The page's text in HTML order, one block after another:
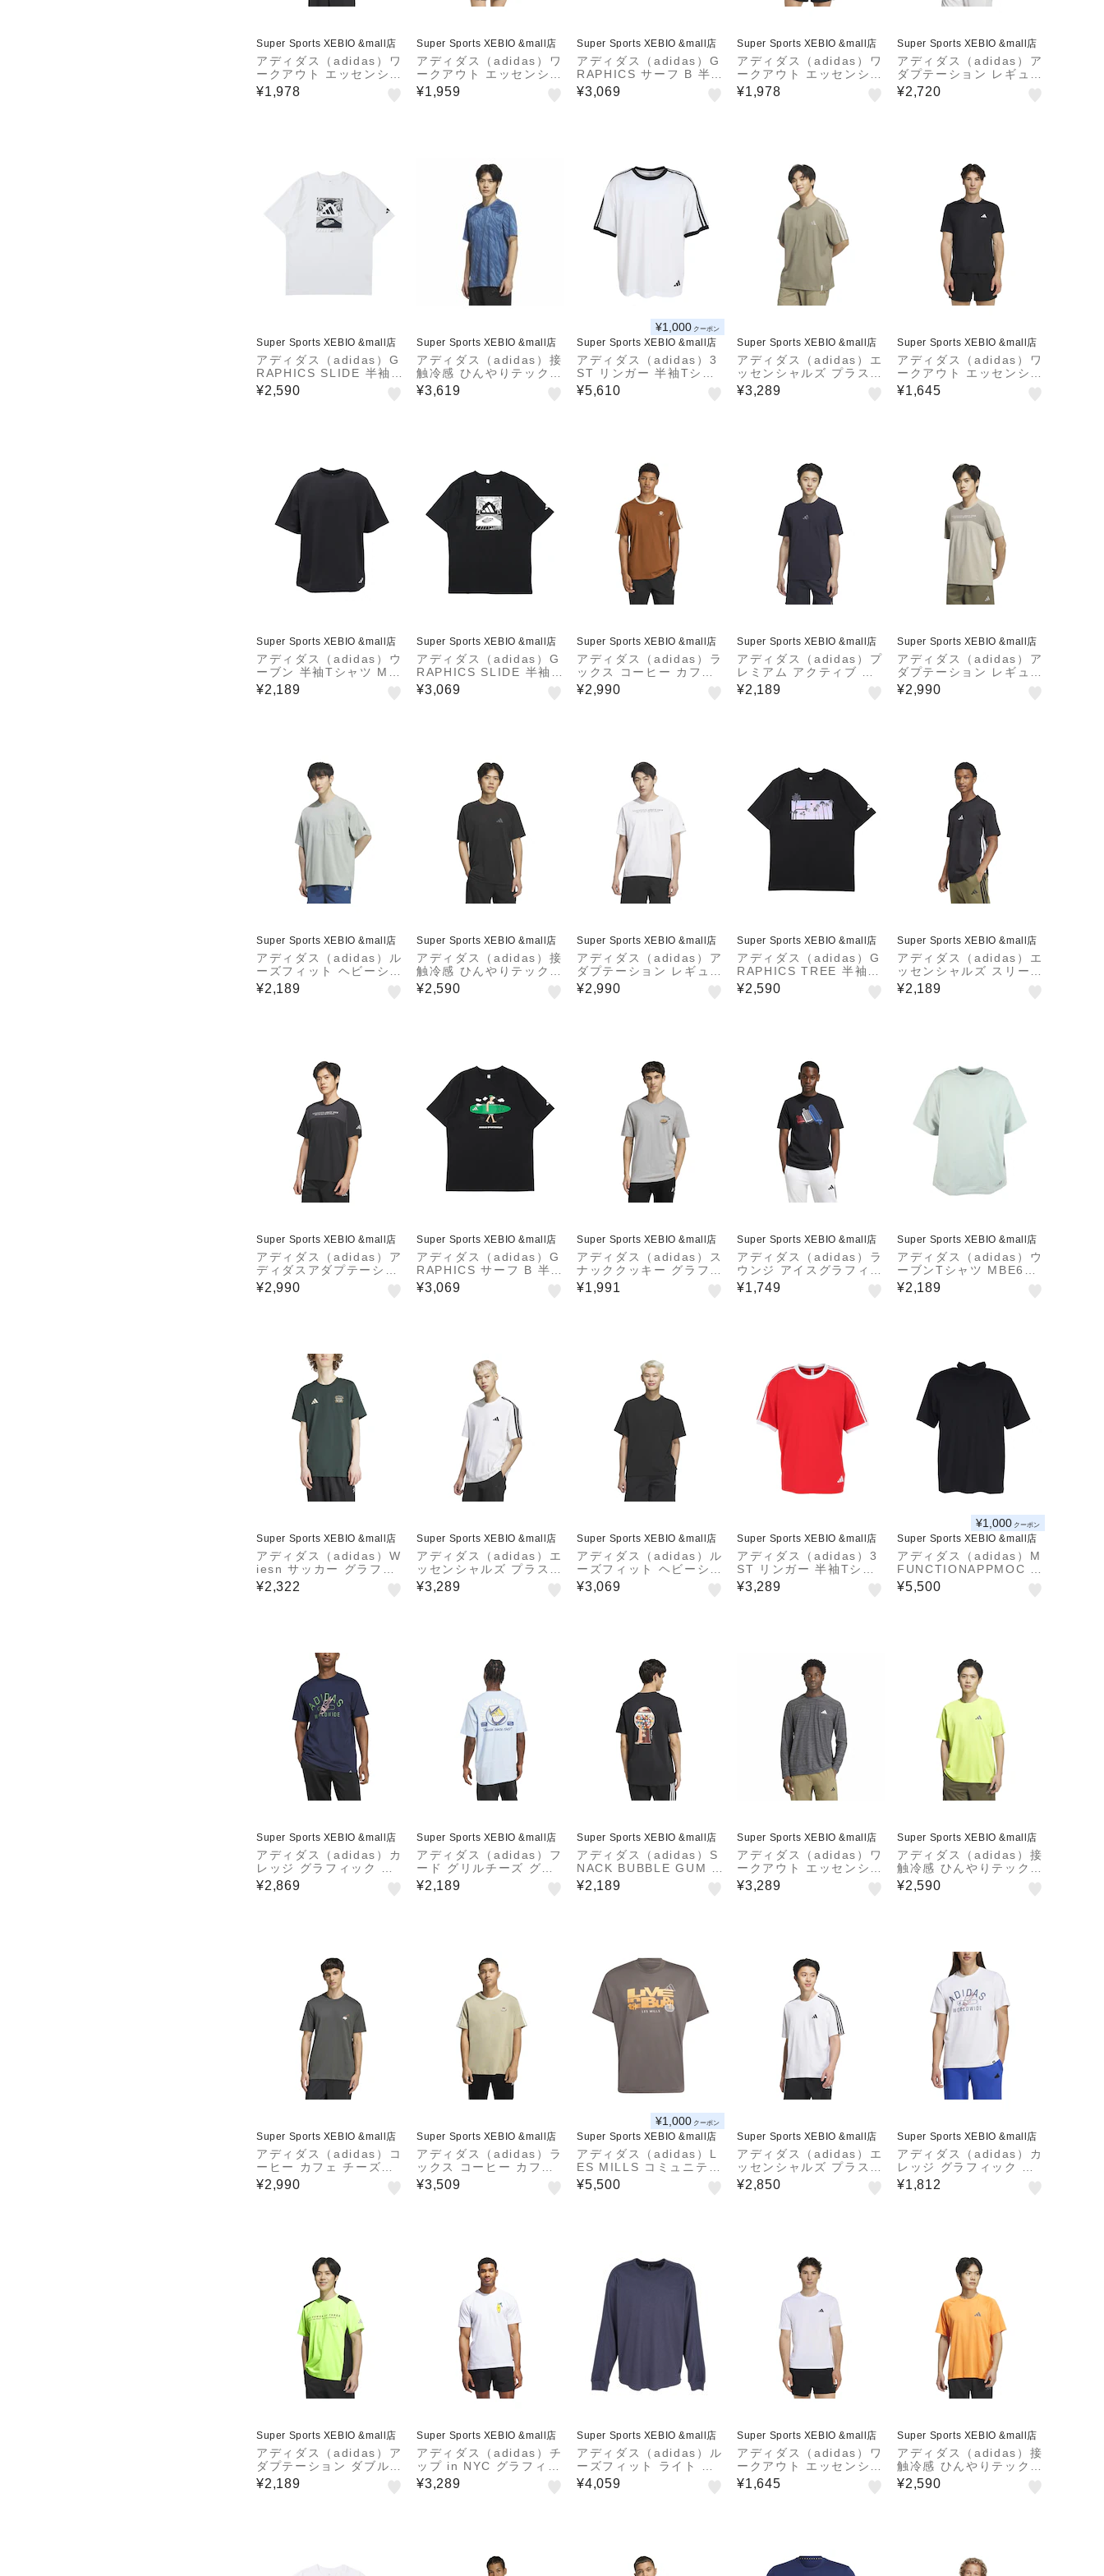
Super Sports XEBIO &mall店
アディダス（adidas）ワ
ークアウト エッセンシャ
ルズ ベース 半袖Tシャツ
WY218-KD5456
¥1,978
Super Sports XEBIO &mall店
アディダス（adidas）ワ
ークアウト エッセンシャ
ルズ ベース 半袖Tシャツ
WY218-KD5459
¥1,959
Super Sports XEBIO &mall店
アディダス（adidas）G
RAPHICS サーフ B 半袖
Tシャツ OHN06-KM629
0
¥3,069
Super Sports XEBIO &mall店
アディダス（adidas）ワ
ークアウト エッセンシャ
ルズ ベース 半袖Tシャツ
WY218-KD5464
¥1,978
Super Sports XEBIO &mall店
アディダス（adidas）ア
ダプテーション レギュラ
ーフィット カラット ベ
ーシック 半袖Tシャツ H
¥2,720
Super Sports XEBIO &mall店
アディダス（adidas）G
RAPHICS SLIDE 半袖T
シャツ OHN03-KM6284
¥2,590
Super Sports XEBIO &mall店
アディダス（adidas）接
触冷感 ひんやりテック
エッセンシャルズ クール
タッチ カモ AOP 半袖T
¥3,619
¥1,000 クーポン
Super Sports XEBIO &mall店
アディダス（adidas）3
ST リンガー 半袖Tシャ
ツ XB OHN44-KM6384
¥5,610
Super Sports XEBIO &mall店
アディダス（adidas）エ
ッセンシャルズ プラス
ルーズフィット スリース
トライプス シングルジャ
¥3,289
Super Sports XEBIO &mall店
アディダス（adidas）ワ
ークアウト エッセンシャ
ルズ ベース半袖Tシャツ
WY218-KA3569
¥1,645
Super Sports XEBIO &mall店
アディダス（adidas）ウ
ーブン 半袖Tシャツ MB
E69-KA8360
¥2,189
Super Sports XEBIO &mall店
アディダス（adidas）G
RAPHICS SLIDE 半袖T
シャツ OHN03-KM6285
¥3,069
Super Sports XEBIO &mall店
アディダス（adidas）ラ
ックス コーヒー カフェ
カップ グラフィック 半
袖Tシャツ HL249-JZ50
¥2,990
Super Sports XEBIO &mall店
アディダス（adidas）プ
レミアム アクティブ レ
ギュラーフィット ダブル
ニット 半袖Tシャツ KQ
¥2,189
Super Sports XEBIO &mall店
アディダス（adidas）ア
ダプテーション レギュラ
ーフィット カラット 半
袖Tシャツ GY778-KF13
¥2,990
Super Sports XEBIO &mall店
アディダス（adidas）ル
ーズフィット ヘビーシン
グルジャージー 半袖ポケ
ットTシャツ KQD20-KF
¥2,189
Super Sports XEBIO &mall店
アディダス（adidas）接
触冷感 ひんやりテック
エッセンシャルズ クール
タッチ 半袖Tシャツ V86
¥2,590
Super Sports XEBIO &mall店
アディダス（adidas）ア
ダプテーション レギュラ
ーフィット カラット 半
袖Tシャツ GY778-KF13
¥2,990
Super Sports XEBIO &mall店
アディダス（adidas）G
RAPHICS TREE 半袖T
シャツ OHN08-KM6295
¥2,590
Super Sports XEBIO &mall店
アディダス（adidas）エ
ッセンシャルズ スリース
トライプス シングルジャ
ージー半袖Tシャツ KTF
¥2,189
Super Sports XEBIO &mall店
アディダス（adidas）ア
ディダスアダプテーショ
ン レギュラーフィット
カラット 半袖 Tシャツ
¥2,990
Super Sports XEBIO &mall店
アディダス（adidas）G
RAPHICS サーフ B 半袖
Tシャツ OHN06-KM629
1
¥3,069
Super Sports XEBIO &mall店
アディダス（adidas）ス
ナッククッキー グラフィ
ック Tシャツ E1610-KD
3932
¥1,991
Super Sports XEBIO &mall店
アディダス（adidas）ラ
ウンジ アイスグラフィッ
ク 半袖Tシャツ KPJ93-
JI6742
¥1,749
Super Sports XEBIO &mall店
アディダス（adidas）ウ
ーブンTシャツ MBE69-
KA8358
¥2,189
Super Sports XEBIO &mall店
アディダス（adidas）W
iesn サッカー グラフィ
ック半袖Tシャツ JTL78
-IY6062
¥2,322
Super Sports XEBIO &mall店
アディダス（adidas）エ
ッセンシャルズ プラス
ルーズフィット スリース
トライプス シングルジャ
¥3,289
Super Sports XEBIO &mall店
アディダス（adidas）ル
ーズフィット ヘビーシン
グルジャージー 半袖ポケ
ットTシャツ KQD20-JM
¥3,069
Super Sports XEBIO &mall店
アディダス（adidas）3
ST リンガー 半袖Tシャ
ツ XB OHN44-KM6386
¥3,289
¥1,000 クーポン
Super Sports XEBIO &mall店
アディダス（adidas）M
FUNCTIONAPPMOC T
シャツ XB ODP50-KK6
518
¥5,500
Super Sports XEBIO &mall店
アディダス（adidas）カ
レッジ グラフィック 半
袖Tシャツ JTM56-IW27
42
¥2,869
Super Sports XEBIO &mall店
アディダス（adidas）フ
ード グリルチーズ グラ
フィックTシャツ JXY47
-JM6460
¥2,189
Super Sports XEBIO &mall店
アディダス（adidas）S
NACK BUBBLE GUM グ
ラフィック Tシャツ P02
49-KD3933
¥2,189
Super Sports XEBIO &mall店
アディダス（adidas）ワ
ークアウト エッセンシャ
ル フレックス 長袖Tシャ
ツ DP313-KD2861
¥3,289
Super Sports XEBIO &mall店
アディダス（adidas）接
触冷感 ひんやりテック
エッセンシャルズ クール
タッチ 半袖Tシャツ V86
¥2,590
Super Sports XEBIO &mall店
アディダス（adidas）コ
ーヒー カフェ チーズケ
ーキ グラフィックTシャ
ツ BW530-KB2499
¥2,990
Super Sports XEBIO &mall店
アディダス（adidas）ラ
ックス コーヒー カフェ
カップ グラフィック 半
袖Tシャツ HL249-JZ50
¥3,509
¥1,000 クーポン
Super Sports XEBIO &mall店
アディダス（adidas）L
ES MILLS コミュニティ
グラフィック Tシャツ Z
J865-KW4469
¥5,500
Super Sports XEBIO &mall店
アディダス（adidas）エ
ッセンシャルズ プラス
ルーズフィット スリース
トライプス 半袖Tシャツ
¥2,850
Super Sports XEBIO &mall店
アディダス（adidas）カ
レッジ グラフィック 半
袖Tシャツ JTM56-IZ11
70
¥1,812
Super Sports XEBIO &mall店
アディダス（adidas）ア
ダプテーション ダブルニ
ット半袖Tシャツ KQD5
2-JM1999
¥2,189
Super Sports XEBIO &mall店
アディダス（adidas）チ
ップ in NYC グラフィッ
ク Tシャツ G-KKR03-J
X1766
¥3,289
Super Sports XEBIO &mall店
アディダス（adidas）ル
ーズフィット ライト ワ
ッフル 長袖Tシャツ ゼビ
オ RD921-KG0771
¥4,059
Super Sports XEBIO &mall店
アディダス（adidas）ワ
ークアウト エッセンシャ
ルズ ベース Tシャツ WY
218-KD5453
¥1,645
Super Sports XEBIO &mall店
アディダス（adidas）接
触冷感 ひんやりテック
エッセンシャルズ クール
タッチ 半袖Tシャツ V86
¥2,590